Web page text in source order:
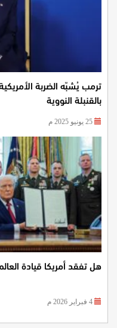
ترمب يُشبّه الضربة
بالقنبلة النووية
هل تفقد أمريكا قيادة